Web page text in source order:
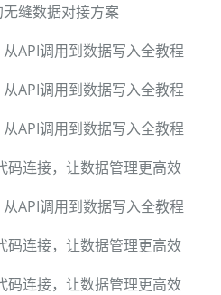
缝数据对接方案
API调用到数据写入全教程
API调用到数据写入全教程
API调用到数据写入全教程
码连接，让数据管理更高效
API调用到数据写入全教程
码连接，让数据管理更高效
码连接，让数据管理更高效